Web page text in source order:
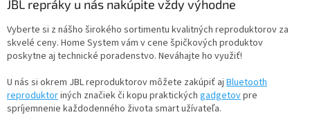
JBL repráky u nás nakúpite vždy výhodne
Vyberte si z nášho širokého sortimentu kvalitných reproduktorov za
skvelé ceny. Home System vám v cene špičkových produktov
poskytne aj technické poradenstvo. Neváhajte ho využiť!
U nás si okrem JBL reproduktorov môžete zakúpiť aj Bluetooth
reproduktoriných značiek či kopu praktických gadgetovpre
spríjemnenie každodenného života smart užívateľa.